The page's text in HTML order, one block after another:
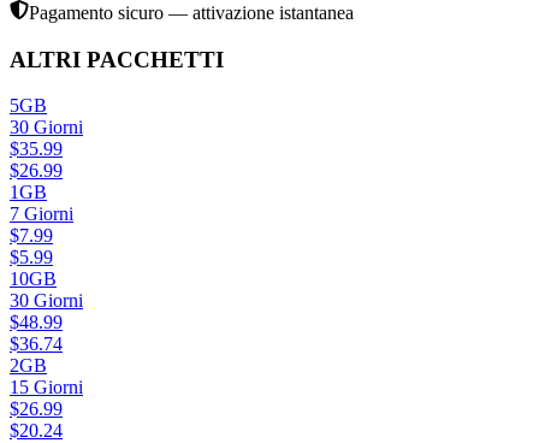
Pagamento sicuro — attivazione istantanea
ALTRI PACCHETTI
5GB
30 Giorni
$35.99
$26.99
1GB
7 Giorni
$7.99
$5.99
10GB
30 Giorni
$48.99
$36.74
2GB
15 Giorni
$26.99
$20.24